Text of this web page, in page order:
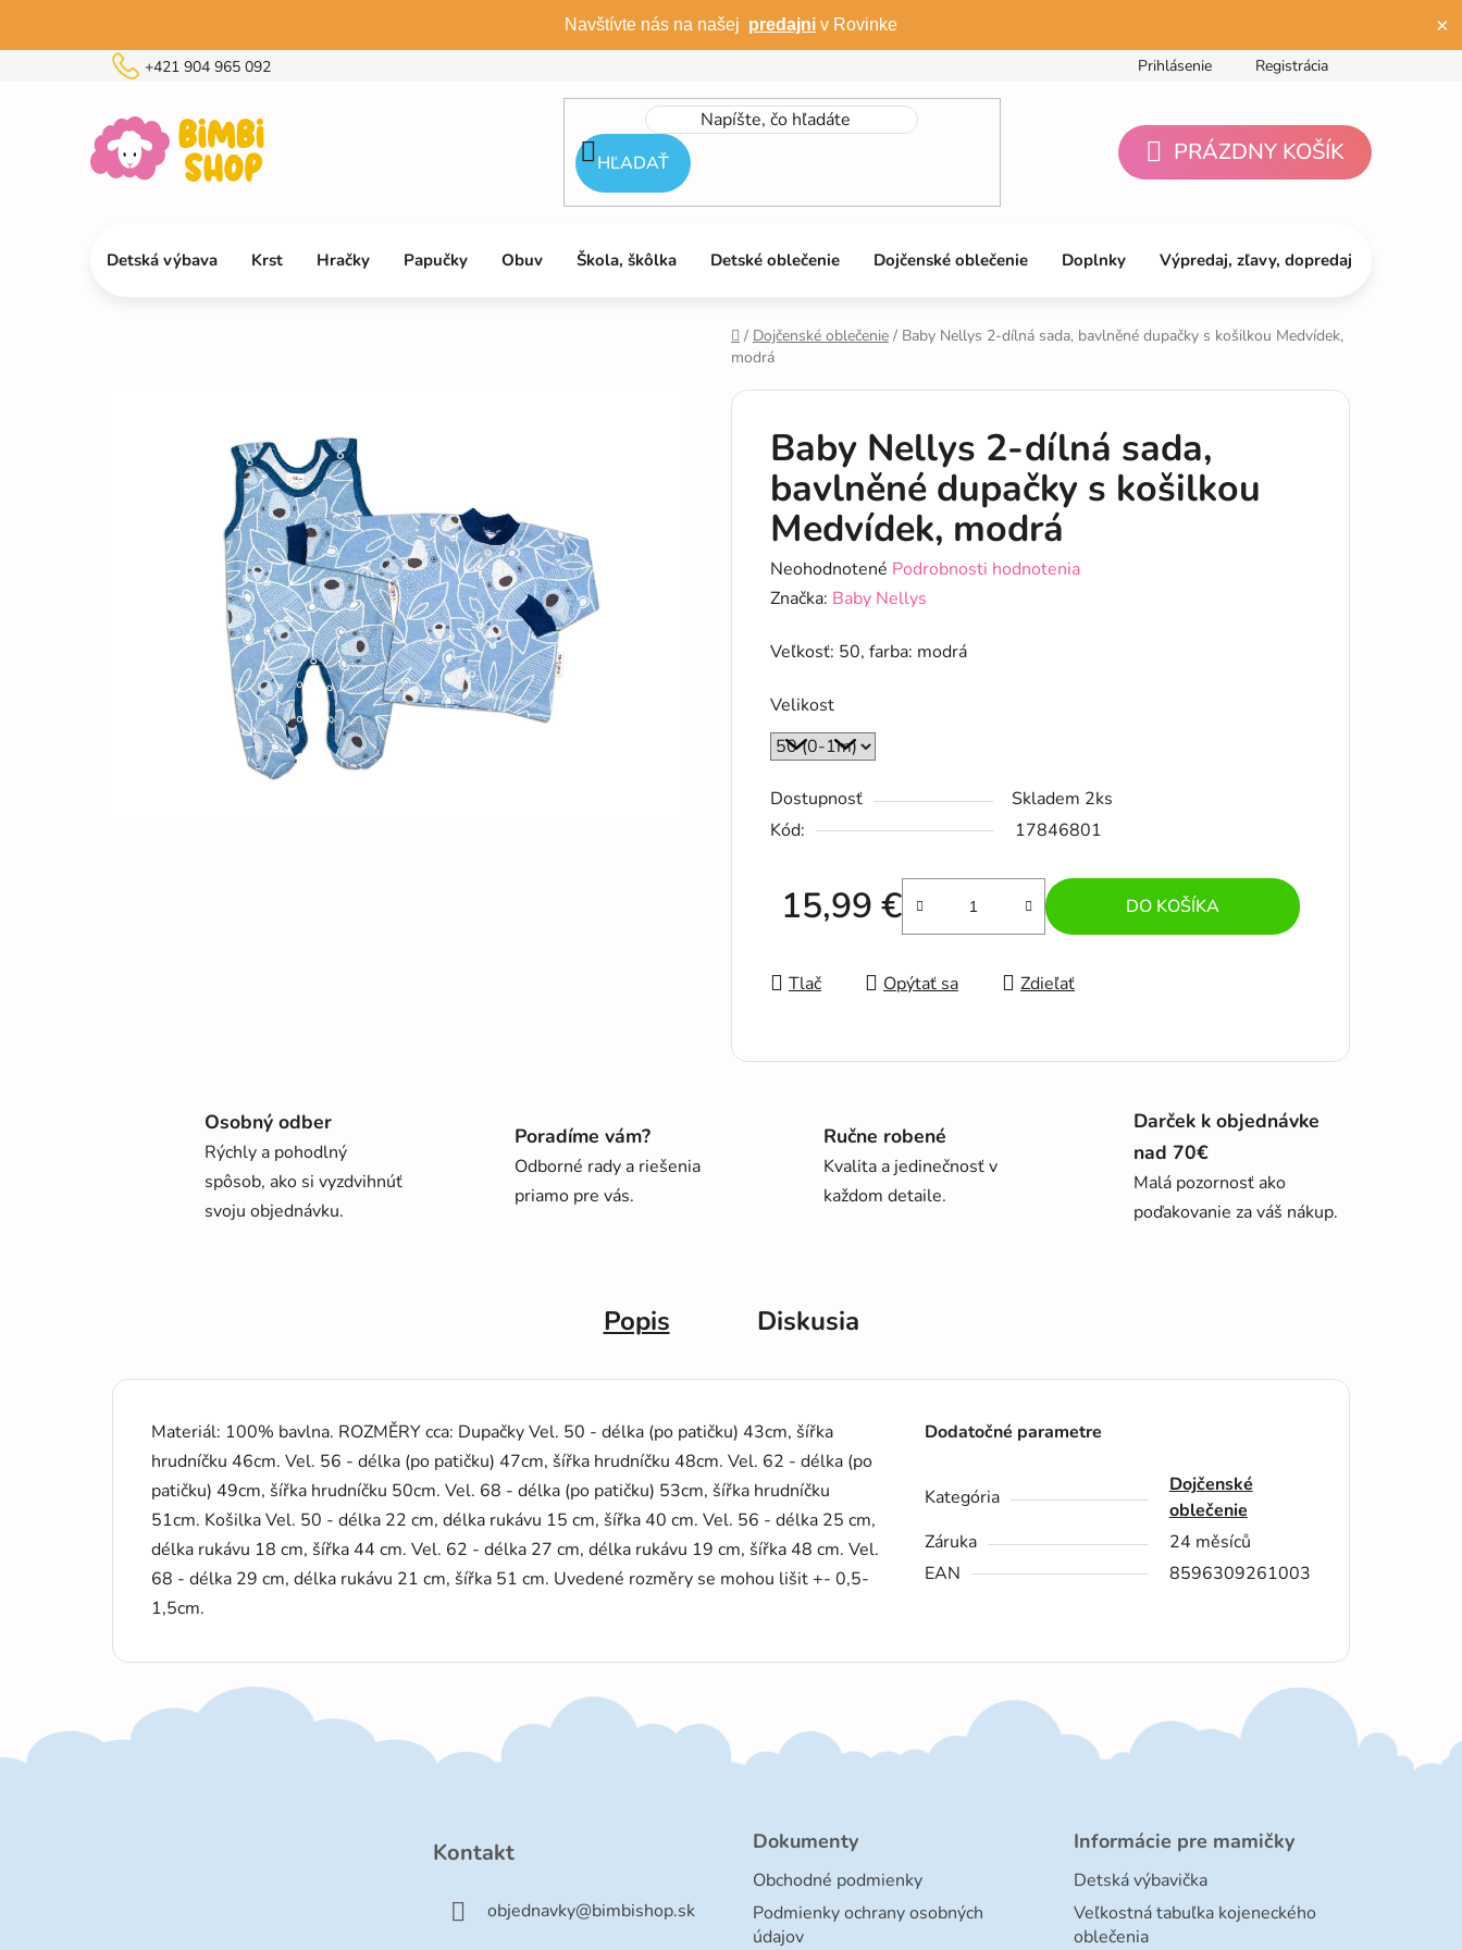
Navštívte nás na našej predajni v Rovinke ×
+421 904 965 092 Prihlásenie Registrácia
HĽADAŤ
NÁKUPNÝ
PRÁZDNY KOŠÍK
Detská výbava Krst Hračky Papučky Obuv Škola, škôlka Detské oblečenie Dojčenské oblečenie Doplnky Výpredaj, zľavy, dopredaj
Domov
/ Dojčenské oblečenie / Baby Nellys 2-dílná sada, bavlněné dupačky s košilkou Medvídek,
modrá
Baby Nellys 2-dílná sada,
bavlněné dupačky s košilkou
Medvídek, modrá
Priemerné
hodnotenie
je
z
5
Neohodnotené Podrobnosti hodnotenia
Značka: Baby Nellys
Veľkosť: 50, farba: modrá
Velikost
Dostupnosť
Skladem 2ks
Kód:
17846801
15,99 €
Jednotková cena:
DO KOŠÍKA
Tlač Opýtať sa Zdieľať
Osobný odber
Rýchly a pohodlný
spôsob, ako si vyzdvihnúť
svoju objednávku.
Poradíme vám?
Odborné rady a riešenia
priamo pre vás.
Ručne robené
Kvalita a jedinečnosť v
každom detaile.
Darček k objednávke
nad 70€
Malá pozornosť ako
poďakovanie za váš nákup.
Popis Diskusia
Materiál: 100% bavlna. ROZMĚRY cca: Dupačky Vel. 50 - délka (po patičku) 43cm, šířka
hrudníčku 46cm. Vel. 56 - délka (po patičku) 47cm, šířka hrudníčku 48cm. Vel. 62 - délka (po
patičku) 49cm, šířka hrudníčku 50cm. Vel. 68 - délka (po patičku) 53cm, šířka hrudníčku
51cm. Košilka Vel. 50 - délka 22 cm, délka rukávu 15 cm, šířka 40 cm. Vel. 56 - délka 25 cm,
délka rukávu 18 cm, šířka 44 cm. Vel. 62 - délka 27 cm, délka rukávu 19 cm, šířka 48 cm. Vel.
68 - délka 29 cm, délka rukávu 21 cm, šířka 51 cm. Uvedené rozměry se mohou lišit +- 0,5-
1,5cm.
Dodatočné parametre
Kategória
Dojčenské
oblečenie
Záruka
24 měsíců
EAN
8596309261003
Kontakt
objednavky@bimbishop.sk
Dokumenty
Obchodné podmienky
Podmienky ochrany osobných
údajov
Informácie pre mamičky
Detská výbavička
Veľkostná tabuľka kojeneckého
oblečenia